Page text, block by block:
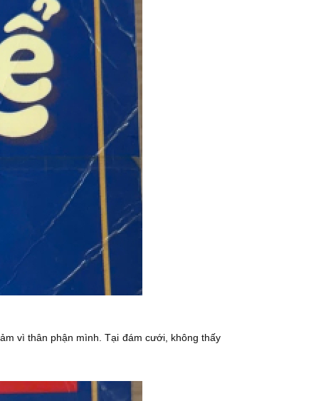
vì thân phận mình. Tại đám cưới, không thấy